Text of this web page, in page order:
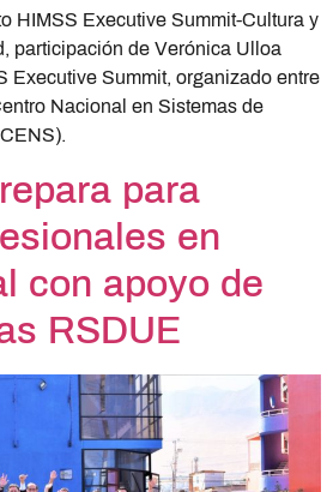
HIMSS Executive Summit-Cultura y
participación de Verónica Ulloa
Executive Summit, organizado entre
Nacional en Sistemas de
para
en
con apoyo de
RSDUE